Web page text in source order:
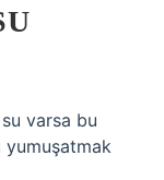
varsa bu
yumuşatmak